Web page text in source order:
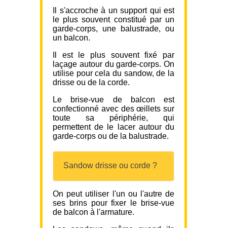
Il s'accroche à un support qui est
le plus souvent constitué par un
garde-corps, une balustrade, ou
un balcon.
Il est le plus souvent fixé par
laçage autour du garde-corps. On
utilise pour cela du sandow, de la
drisse ou de la corde.
Le brise-vue de balcon est
confectionné avec des œillets sur
toute sa périphérie, qui
permettent de le lacer autour du
garde-corps ou de la balustrade.
Sandow drisse ou corde ?
On peut utiliser l'un ou l'autre de
ses brins pour fixer le brise-vue
de balcon à l'armature.